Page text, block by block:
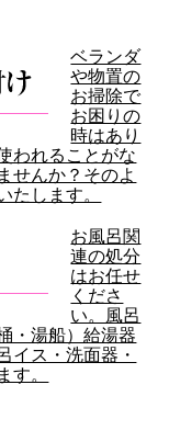
ベランダ
や物置の
お掃除で
お困りの
時はあり
われることがな
せんか？そのよ
たします。
お風呂関
連の処分
はお任せ
くださ
い。風呂
・湯船）給湯器
イス・洗面器・
す。